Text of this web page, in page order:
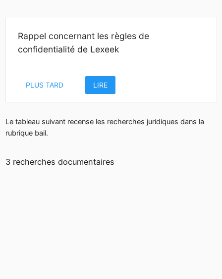
Rappel concernant les règles de
confidentialité de Lexeek
PLUS TARD LIRE
Le tableau suivant recense les recherches juridiques dans la
rubrique bail.
3 recherches documentaires